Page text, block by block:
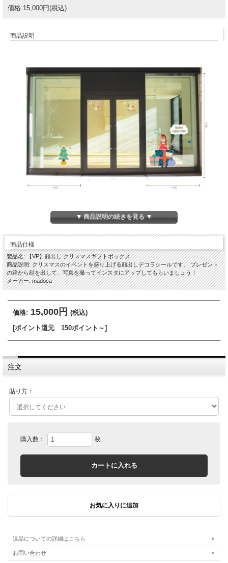
価格:15,000円(税込)
商品説明
▼ 商品説明の続きを見る ▼
商品仕様
製品名: 【VP】顔出し クリスマスギフトボックス
商品説明: クリスマスのイベントを盛り上げる顔出しデコラシールです。 プレゼント
の箱から顔を出して、写真を撮ってインスタにアップしてもらいましょう！
メーカー: madoca
価格: 15,000円 (税込)
[ポイント還元 150ポイント～]
注文
貼り方：
購入数： 枚
返品についての詳細はこちら
お問い合わせ